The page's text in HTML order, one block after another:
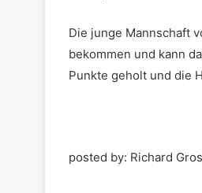
Die junge Mannschaft
bekommen und kann
Punkte geholt und die
posted by: Richard